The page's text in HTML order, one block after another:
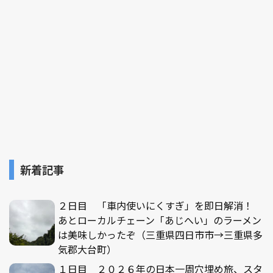
新着記事
２日目 「車内使いにくすぎ」を即日解消！
あとローカルチェーン「あじへい」のラーメン
は美味しかったぞ（三重県四日市市→三重県多
気郡大台町）
１日目 ２０２６年の日本一周穴埋め旅、スタ